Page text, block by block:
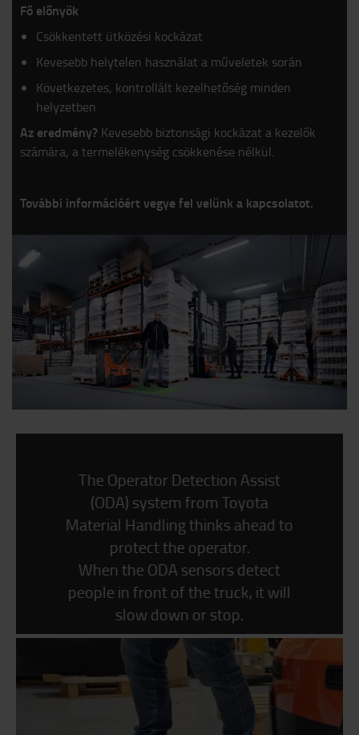
Fő előnyök
Csökkentett ütközési kockázat
Kevesebb helytelen használat a műveletek során
Következetes, kontrollált kezelhetőség minden
helyzetben
Az eredmény? Kevesebb biztonsági kockázat a kezelők
számára, a termelékenység csökkenése nélkül.
További információért vegye fel velünk a kapcsolatot.
The Operator Detection Assist
(ODA) system from Toyota
Material Handling thinks ahead to
protect the operator.
When the ODA sensors detect
people in front of the truck, it will
slow down or stop.